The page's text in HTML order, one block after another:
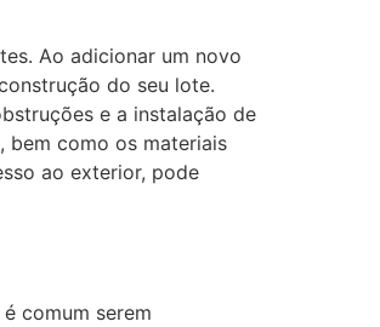
Ao adicionar um novo
do seu lote.
e a instalação de
bem como os materiais
ao exterior, pode
comum serem